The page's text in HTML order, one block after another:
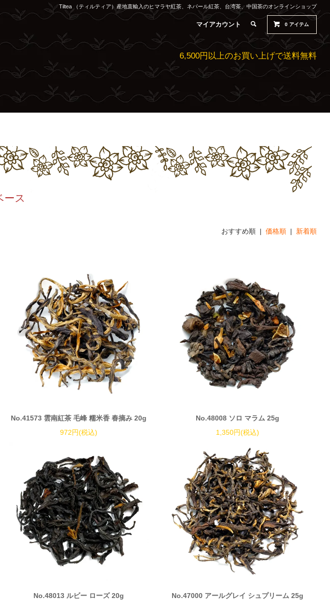
Tiltea （ティルティア）産地直輸入のヒマラヤ紅茶、ネパール紅茶、台湾茶、中国茶のオンラインショップ
マイアカウント 0 アイテム
6,500円以上のお買い上げで送料無料
ース
おすすめ順 |価格順 | 新着順
No.41573 雲南紅茶 毛峰 糯米香 春摘み 20g
972円(税込)
No.48008 ソロ マラム 25g
1,350円(税込)
No.48013 ルビー ローズ 20g
No.47000 アールグレイ シュプリーム 25g